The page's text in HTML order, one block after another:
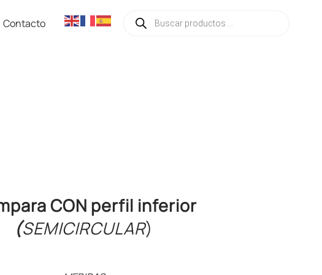
Contacto
productos
CON perfil inferior
(SEMICIRCULAR)